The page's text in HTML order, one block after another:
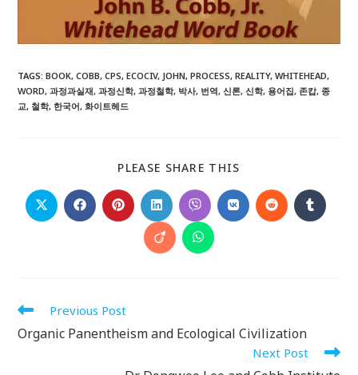
TAGS:BOOK, COBB, CPS, ECOCIV, JOHN, PROCESS, REALITY, WHITEHEAD,
WORD, 과정과실재, 과정신학, 과정철학, 박사, 번역, 신론, 신학, 용어집, 존캅, 종
교, 철학, 한국어, 화이트헤드
PLEASE SHARE THIS
CONTENT
Opens
in
Opens
in
Opens
in
window
Opens
in
a
new
window
Opens
in
a
new
window
Opens
in
Opens
in
Opens
in
Opens
in
Opens
in
Read
articles
Previous Post
Organic Panentheism and Ecological Civilization
Next Post